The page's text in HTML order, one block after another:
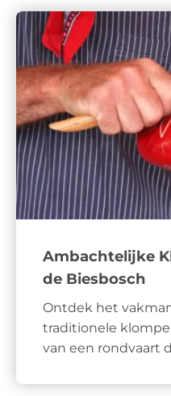
Ambachtelijke
de Biesbosch
Ontdek het
traditionele
van een rondvaart